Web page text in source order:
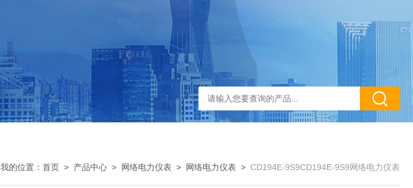
我的位置： 首页 > 产品中心 > 网络电力仪表 > 网络电力仪表 > CD194E-9S9CD194E-9S9网络电力仪表